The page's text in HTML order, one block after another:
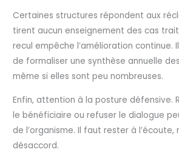
Certaines structures répondent aux
tirent aucun enseignement des cas
recul empêche l’amélioration continue.
de formaliser une synthèse annuelle
même si elles sont peu nombreuses.
Enfin, attention à la posture défensive.
le bénéficiaire ou refuser le dialogue
de l’organisme. Il faut rester à
désaccord.